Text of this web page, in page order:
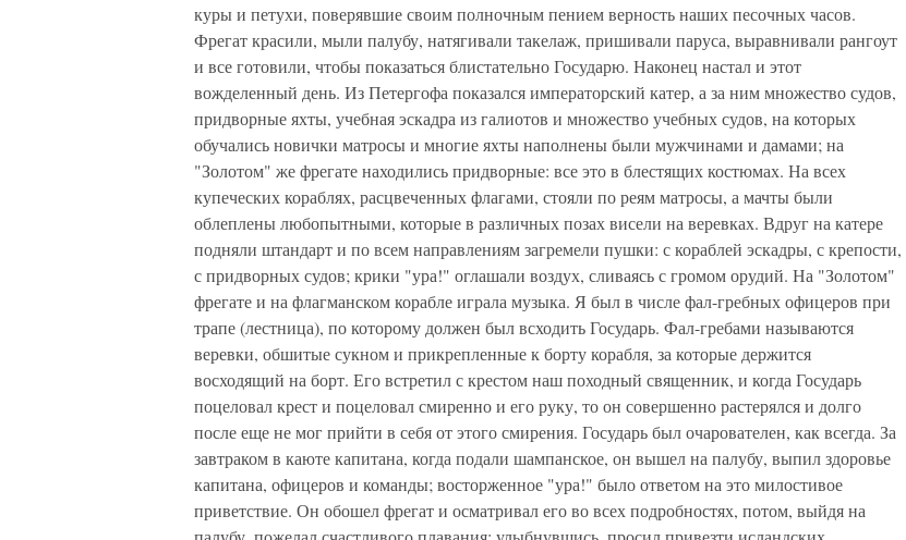
куры и петухи, поверявшие своим полночным пением верность наших песочных часов.
Фрегат красили, мыли палубу, натягивали такелаж, пришивали паруса, выравнивали рангоут
и все готовили, чтобы показаться блистательно Государю. Наконец настал и этот
вожделенный день. Из Петергофа показался императорский катер, а за ним множество судов,
придворные яхты, учебная эскадра из галиотов и множество учебных судов, на которых
обучались новички матросы и многие яхты наполнены были мужчинами и дамами; на
"Золотом" же фрегате находились придворные: все это в блестящих костюмах. На всех
купеческих кораблях, расцвеченных флагами, стояли по реям матросы, а мачты были
облеплены любопытными, которые в различных позах висели на веревках. Вдруг на катере
подняли штандарт и по всем направлениям загремели пушки: с кораблей эскадры, с крепости,
с придворных судов; крики "ура!" оглашали воздух, сливаясь с громом орудий. На "Золотом"
фрегате и на флагманском корабле играла музыка. Я был в числе фал-гребных офицеров при
трапе (лестница), по которому должен был всходить Государь. Фал-гребами называются
веревки, обшитые сукном и прикрепленные к борту корабля, за которые держится
восходящий на борт. Его встретил с крестом наш походный священник, и когда Государь
поцеловал крест и поцеловал смиренно и его руку, то он совершенно растерялся и долго
после еще не мог прийти в себя от этого смирения. Государь был очарователен, как всегда. За
завтраком в каюте капитана, когда подали шампанское, он вышел на палубу, выпил здоровье
капитана, офицеров и команды; восторженное "ура!" было ответом на это милостивое
приветствие. Он обошел фрегат и осматривал его во всех подробностях, потом, выйдя на